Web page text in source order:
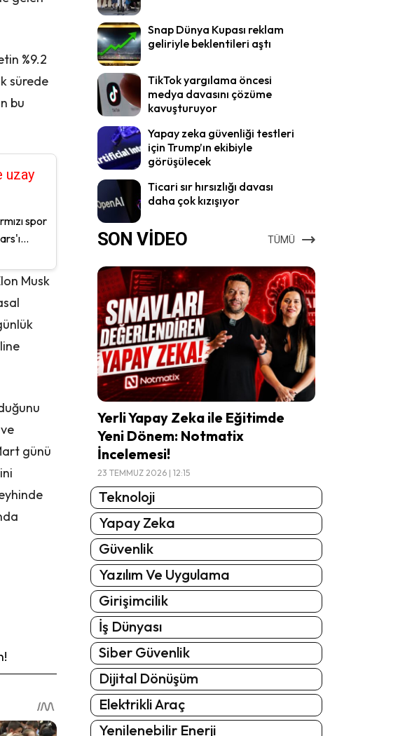
%9.2
sürede
bu
uzay
spor
Musk
günü
Snap Dünya Kupası reklam
geliriyle beklentileri aştı
TikTok yargılama öncesi
medya davasını çözüme
kavuşturuyor
Yapay zeka güvenliği testleri
için Trump’ın ekibiyle
görüşülecek
Ticari sır hırsızlığı davası
daha çok kızışıyor
SON VİDEO TÜMÜ
Yerli Yapay Zeka ile Eğitimde
Yeni Dönem: Notmatix
İncelemesi!
23 TEMMUZ 2026 | 12:15
Teknoloji
Yapay Zeka
Güvenlik
Yazılım Ve Uygulama
Girişimcilik
İş Dünyası
Siber Güvenlik
Dijital Dönüşüm
Elektrikli Araç
Yenilenebilir Enerji